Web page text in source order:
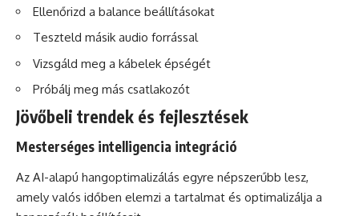
Ellenőrizd a balance beállításokat
Teszteld másik audio forrással
Vizsgáld meg a kábelek épségét
Próbálj meg más csatlakozót
Jövőbeli trendek és fejlesztések
Mesterséges intelligencia integráció
Az AI-alapú hangoptimalizálás egyre népszerűbb lesz,
amely valós időben elemzi a tartalmat és optimalizálja a